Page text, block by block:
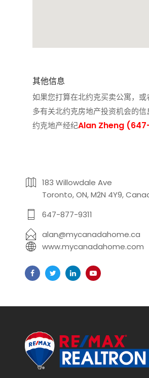
其他信息
如果您打算在北约克买卖公寓，或
多有关北约克房地产投资机会的信
约克地产经纪Alan Zheng
183 Willowdale Ave
Toronto, ON, M2N 4Y9,
647-877-9311
alan@mycanadahome.ca
www.mycanadahome.com